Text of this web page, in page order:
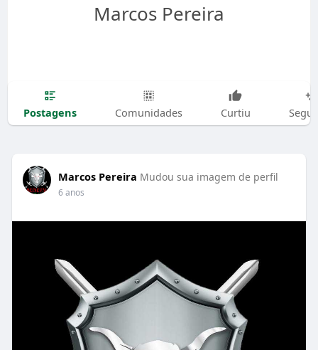
Marcos Pereira
Postagens Comunidades Curtiu
Marcos Pereira Mudou sua imagem de perfil
6 anos